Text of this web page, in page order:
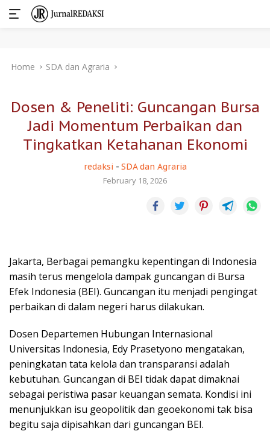
Home SDA dan Agraria
Dosen & Peneliti: Guncangan Bursa
Jadi Momentum Perbaikan dan
Tingkatkan Ketahanan Ekonomi
redaksi - SDA dan Agraria
February 18, 2026
Jakarta, Berbagai pemangku kepentingan di Indonesia
masih terus mengelola dampak guncangan di Bursa
Efek Indonesia (BEI). Guncangan itu menjadi pengingat
perbaikan di dalam negeri harus dilakukan.
Dosen Departemen Hubungan Internasional
Universitas Indonesia, Edy Prasetyono mengatakan,
peningkatan tata kelola dan transparansi adalah
kebutuhan. Guncangan di BEI tidak dapat dimaknai
sebagai peristiwa pasar keuangan semata. Kondisi ini
menunjukkan isu geopolitik dan geoekonomi tak bisa
begitu saja dipisahkan dari guncangan BEI.